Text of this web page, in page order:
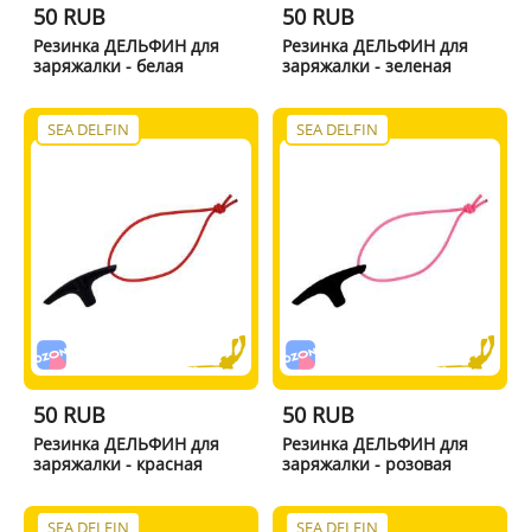
50 RUB
Резинка ДЕЛЬФИН для
заряжалки - белая
50 RUB
Резинка ДЕЛЬФИН для
заряжалки - зеленая
SEA DELFIN
50 RUB
Резинка ДЕЛЬФИН для
заряжалки - красная
SEA DELFIN
50 RUB
Резинка ДЕЛЬФИН для
заряжалки - розовая
SEA DELFIN SEA DELFIN